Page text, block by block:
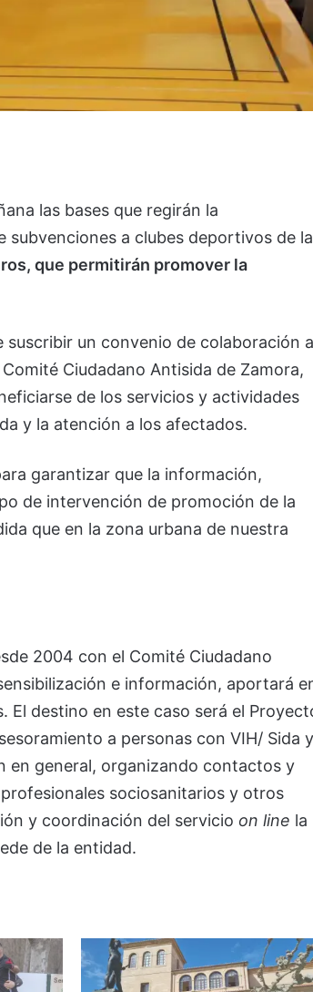
las bases que regirán la
a clubes deportivos de la
que permitirán promover la
un convenio de colaboración
Ciudadano Antisida de Zamora,
de los servicios y actividades
y la atención a los afectados.
garantizar que la información,
de intervención de promoción de la
que en la zona urbana de nuestra
2004 con el Comité Ciudadano
e información, aportará
El destino en este caso será el
a personas con VIH/ Sida y
en general, organizando contactos y
sociosanitarios y otros
y coordinación del servicio on line la
de la entidad.